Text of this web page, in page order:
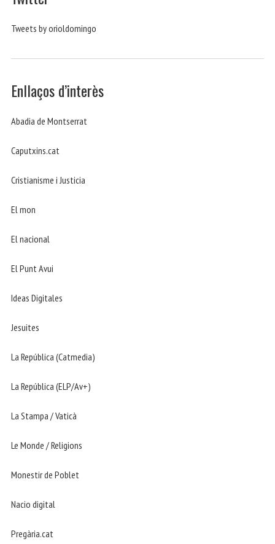
Tweets by orioldomingo
Enllaços d’interès
Abadia de Montserrat
Caputxins.cat
Cristianisme i Justicia
El mon
El nacional
El Punt Avui
Ideas Digitales
Jesuites
La República (Catmedia)
La República (ELP/Av+)
La Stampa / Vaticà
Le Monde / Religions
Monestir de Poblet
Nacio digital
Pregària.cat